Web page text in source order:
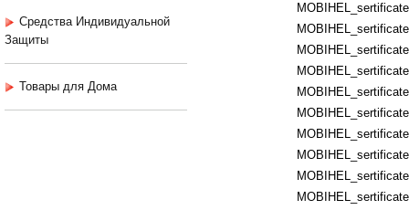
Средства Индивидуальной
Защиты
Товары для Дома